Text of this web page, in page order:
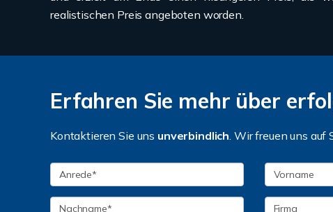
realistischen Preis angeboten worden.
Erfahren Sie mehr über
Kontaktieren Sie uns unverbindlich. Wir freuen uns auf